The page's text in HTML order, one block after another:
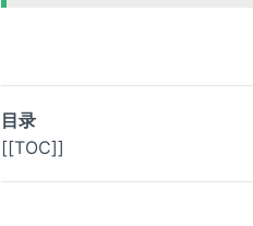
目录
[[TOC]]